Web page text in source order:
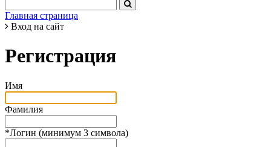
Главная страница
Вход на сайт
Регистрация
Имя
Фамилия
*Логин (минимум 3 символа)